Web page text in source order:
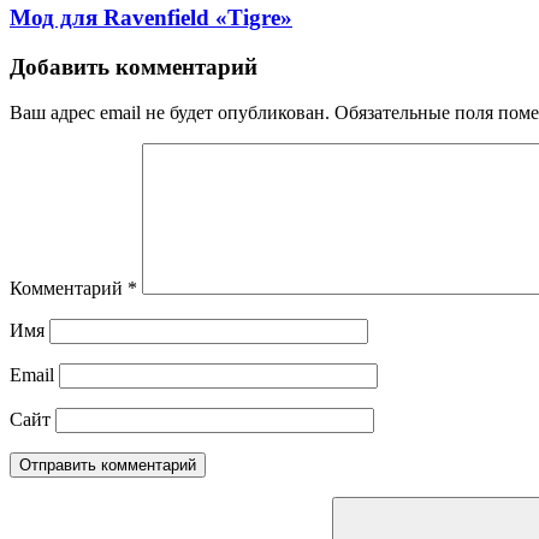
Мод для Ravenfield «Tigre»
Добавить комментарий
Ваш адрес email не будет опубликован. Обязательные поля
Комментарий *
Имя
Email
Сайт